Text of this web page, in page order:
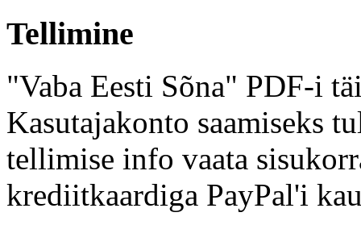
Tellimine
"Vaba Eesti Sõna" PDF-i
Kasutajakonto saamiseks
tellimise info vaata
krediitkaardiga PayPal'i